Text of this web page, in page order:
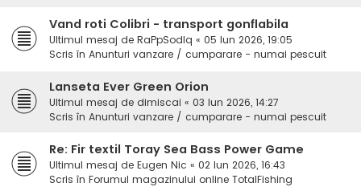
Vand roti Colibri - transport gonflabila
Ultimul mesaj de RaPpSodIq « 05 Iun 2026, 19:05
Scris în Anunturi vanzare / cumparare - numai pescuit
Lanseta Ever Green Orion
Ultimul mesaj de dimiscai « 03 Iun 2026, 14:27
Scris în Anunturi vanzare / cumparare - numai pescuit
Re: Fir textil Toray Sea Bass Power Game
Ultimul mesaj de Eugen Nic « 02 Iun 2026, 16:43
Scris în Forumul magazinului online TotalFishing